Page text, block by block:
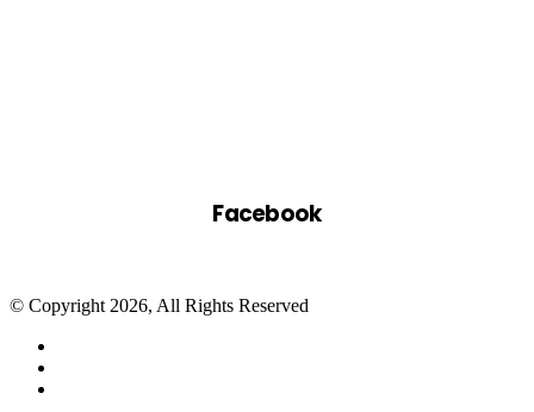
Facebook
© Copyright 2026, All Rights Reserved